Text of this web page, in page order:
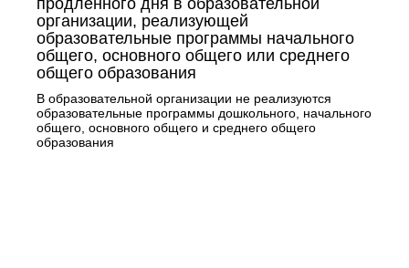
продлённого дня в образовательной
организации, реализующей
образовательные программы начального
общего, основного общего или среднего
общего образования
В образовательной организации не реализуются
образовательные программы дошкольного, начального
общего, основного общего и среднего общего
образования